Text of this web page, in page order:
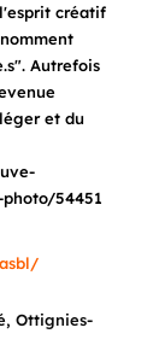
créatif
Autrefois
et du
54451
Ottignies-